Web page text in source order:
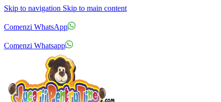
Skip to navigation Skip to main content
Comenzi WhatsApp
Comenzi Whatsapp